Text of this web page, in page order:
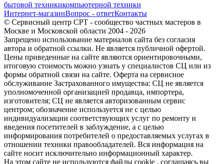
бытовой техникикомпьютерной техники
Интернет-магазинВопрос - ответКонтакты
© Сервисный центр СРТ - сообщество частных мастеров в
Москве и Московской области 2004 - 2026
Запрещено использование материалов сайта без согласия
автора и обратной ссылки. Не является публичной офертой.
Цены приведенные на сайте являются ориентировочными,
итоговую стоимость можно узнать у специалистов СЦ или из
формы обратной связи на сайте. Оферта на сервисное
обслуживание Застрахованного имущества: СЦ не является
уполномоченной организацией продавца, импортера,
изготовителя; СЦ не является авторизованным сервис
центром; обозначение используется не с целью
индивидуализации соответствующих услуг по ремонту и
введения посетителей в заблуждение, а с целью
информирования потребителей о предоставляемых услугах в
отношении техники правообладателей. Вся информация на
сайте носит исключительно информационный характер.
На этом сайте не используются файлы cookie , соглашаясь вы